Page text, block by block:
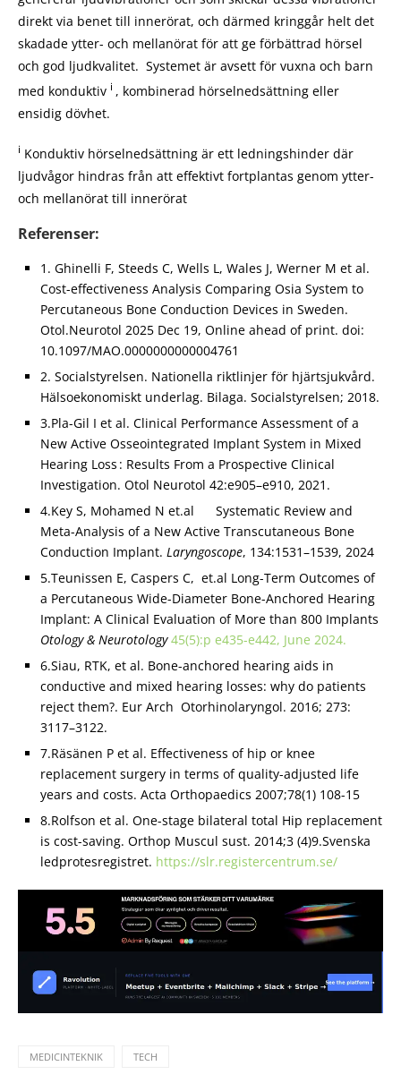
direkt via benet till innerörat, och därmed kringgår helt det
skadade ytter- och mellanörat för att ge förbättrad hörsel
och god ljudkvalitet. Systemet är avsett för vuxna och barn
med konduktiv i , kombinerad hörselnedsättning eller
ensidig dövhet.
i Konduktiv hörselnedsättning är ett ledningshinder där
ljudvågor hindras från att effektivt fortplantas genom ytter-
och mellanörat till innerörat
Referenser:
1. Ghinelli F, Steeds C, Wells L, Wales J, Werner M et al.
Cost-effectiveness Analysis Comparing Osia System to
Percutaneous Bone Conduction Devices in Sweden.
Otol.Neurotol 2025 Dec 19, Online ahead of print. doi:
10.1097/MAO.0000000000004761
2. Socialstyrelsen. Nationella riktlinjer för hjärtsjukvård.
Hälsoekonomiskt underlag. Bilaga. Socialstyrelsen; 2018.
3.Pla-Gil I et al. Clinical Performance Assessment of a
New Active Osseointegrated Implant System in Mixed
Hearing Loss : Results From a Prospective Clinical
Investigation. Otol Neurotol 42:e905–e910, 2021.
4.Key S, Mohamed N et.al Systematic Review and
Meta-Analysis of a New Active Transcutaneous Bone
Conduction Implant. Laryngoscope, 134:1531–1539, 2024
5.Teunissen E, Caspers C, et.al Long-Term Outcomes of
a Percutaneous Wide-Diameter Bone-Anchored Hearing
Implant: A Clinical Evaluation of More than 800 Implants
Otology & Neurotology45(5):p e435-e442, June 2024.
6.Siau, RTK, et al. Bone-anchored hearing aids in
conductive and mixed hearing losses: why do patients
reject them?. Eur Arch Otorhinolaryngol. 2016; 273:
3117–3122.
7.Räsänen P et al. Effectiveness of hip or knee
replacement surgery in terms of quality-adjusted life
years and costs. Acta Orthopaedics 2007;78(1) 108-15
8.Rolfson et al. One-stage bilateral total Hip replacement
is cost-saving. Orthop Muscul sust. 2014;3 (4)9.Svenska
ledprotesregistret. https://slr.registercentrum.se/
MEDICINTEKNIK TECH